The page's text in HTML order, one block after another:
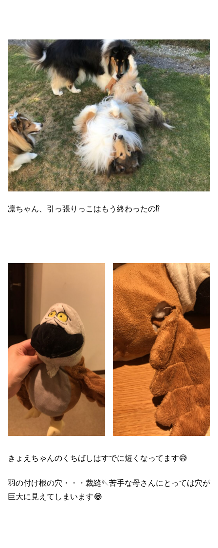
凛ちゃん、引っ張りっこはもう終わったの⁉️
きょえちゃんのくちばしはすでに短くなってます😅
羽の付け根の穴・・・裁縫🪡苦手な母さんにとっては穴が
巨大に見えてしまいます😂